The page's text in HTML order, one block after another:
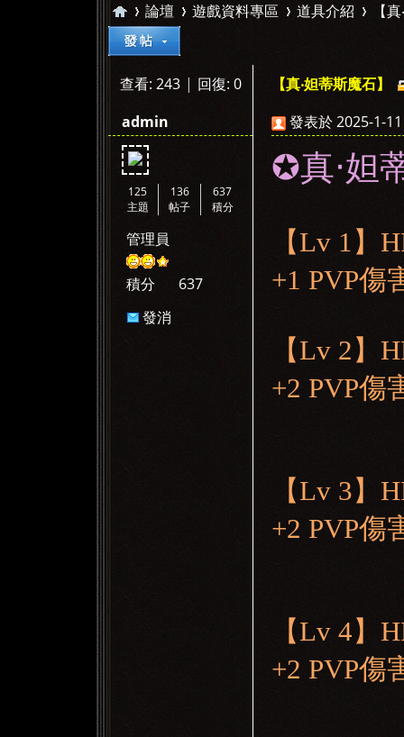
»
論壇
›
遊戲資料專區
›
道具介紹
›
【
查看: 243 | 回復: 0 【真‧妲蒂斯魔石】
admin
125
主題
136
帖子
637
積分
管理員
積分
637
發消
發表於 2025-1-
✪真‧妲
【Lv 1】
+1 PVP傷
【Lv 2】
+2 PVP傷
【Lv 3】
+2 PVP傷
【Lv 4】
+2 PVP傷